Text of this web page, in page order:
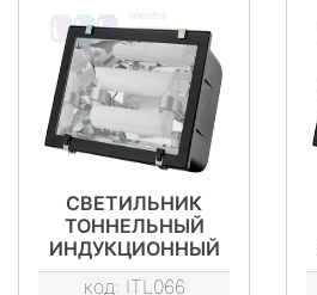
СВЕТИЛЬНИК
ТОННЕЛЬНЫЙ
ИНДУКЦИОННЫЙ
ITL-TN001 80W
код: ITL066